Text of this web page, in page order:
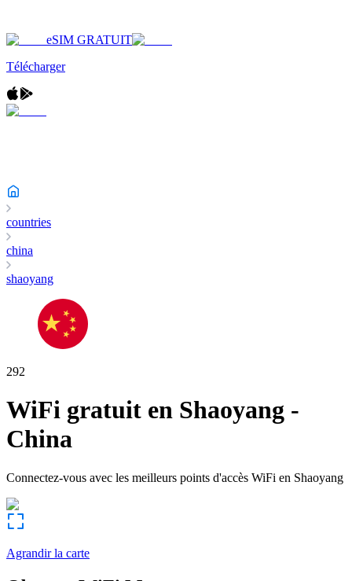
eSIM GRATUIT
Télécharger
countries
china
shaoyang
292
WiFi gratuit en Shaoyang -
China
Connectez-vous avec les meilleurs points d'accès WiFi en Shaoyang
Agrandir la carte